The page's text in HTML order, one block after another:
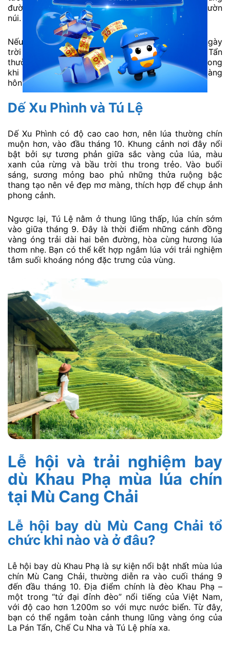
đường quanh co và các bản làng nằm rải rác trên sườn
núi.
Nếu muốn có bộ ảnh đẹp, bạn nên chọn những ngày
trời quang, nắng nhẹ. Buổi sáng sớm ở La Pán Tẩn
thường có sương mờ tạo khung cảnh huyền ảo, trong
khi buổi chiều ở Chế Cu Nha lại rực rỡ với ánh hoàng
hôn phủ vàng khắp núi đồi.
Dế Xu Phình và Tú Lệ
Dế Xu Phình có độ cao cao hơn, nên lúa thường chín
muộn hơn, vào đầu tháng 10. Khung cảnh nơi đây nổi
bật bởi sự tương phản giữa sắc vàng của lúa, màu
xanh của rừng và bầu trời thu trong trẻo. Vào buổi
sáng, sương mỏng bao phủ những thửa ruộng bậc
thang tạo nên vẻ đẹp mơ màng, thích hợp để chụp ảnh
phong cảnh.
Ngược lại, Tú Lệ nằm ở thung lũng thấp, lúa chín sớm
vào giữa tháng 9. Đây là thời điểm những cánh đồng
vàng óng trải dài hai bên đường, hòa cùng hương lúa
thơm nhẹ. Bạn có thể kết hợp ngắm lúa với trải nghiệm
tắm suối khoáng nóng đặc trưng của vùng.
Lễ hội và trải nghiệm bay
dù Khau Phạ mùa lúa chín
tại Mù Cang Chải
Lễ hội bay dù Mù Cang Chải tổ
chức khi nào và ở đâu?
Lễ hội bay dù Khau Phạ là sự kiện nổi bật nhất mùa lúa
chín Mù Cang Chải, thường diễn ra vào cuối tháng 9
đến đầu tháng 10. Địa điểm chính là đèo Khau Phạ –
một trong “tứ đại đỉnh đèo” nổi tiếng của Việt Nam,
với độ cao hơn 1.200m so với mực nước biển. Từ đây,
bạn có thể ngắm toàn cảnh thung lũng vàng óng của
La Pán Tẩn, Chế Cu Nha và Tú Lệ phía xa.